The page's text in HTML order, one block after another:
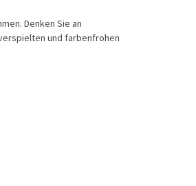
Denken Sie an
und farbenfrohen